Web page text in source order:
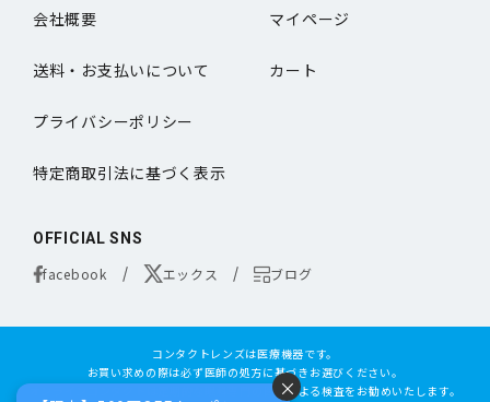
×
会社概要 マイページ
送料・お支払いについて カート
プライバシーポリシー
特定商取引法に基づく表示
OFFICIAL SNS
facebook エックス ブログ
コンタクトレンズは医療機器です。
お買い求めの際は必ず医師の処方に基づきお選びください。
オンラインコンタクトは定期的な眼科専門の医師による検査をお勧めいたします。